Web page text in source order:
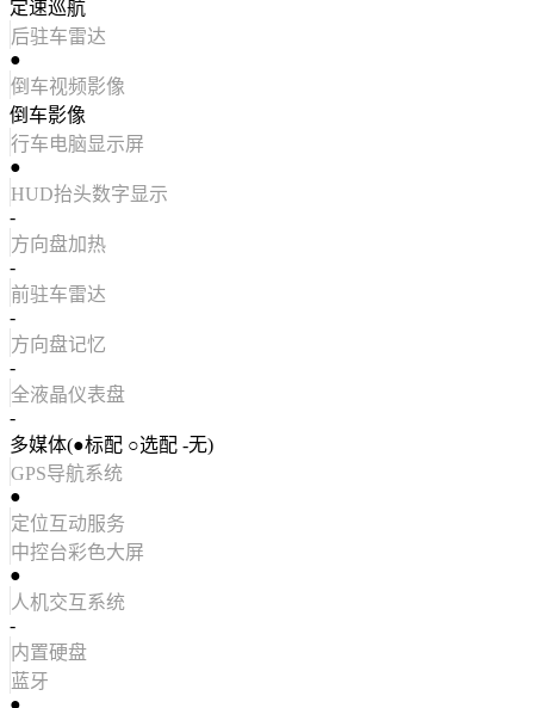
定速巡航
后驻车雷达
●
倒车视频影像
倒车影像
行车电脑显示屏
●
HUD抬头数字显示
-
方向盘加热
-
前驻车雷达
-
方向盘记忆
-
全液晶仪表盘
-
多媒体(●标配 ○选配 -无)
GPS导航系统
●
定位互动服务
中控台彩色大屏
●
人机交互系统
-
内置硬盘
蓝牙
●